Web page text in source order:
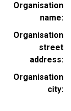
Organisation
name
Organisation
street
address
Organisation
city